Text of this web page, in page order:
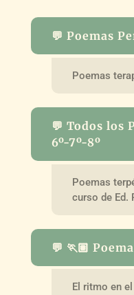
💬 Poemas
Poemas
💬 Todos los
6º-7º-8º
Poemas
curso de Ed.
💬 🏃🏽
El ritmo en